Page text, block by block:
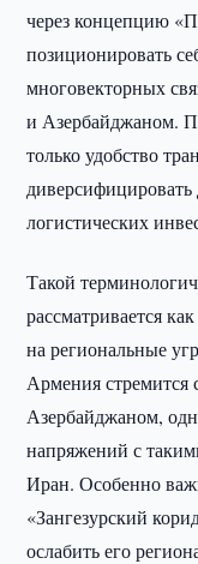
через концепцию
позиционировать
многовекторных
и Азербайджаном.
только удобство
логистических
Такой
рассматривается
на региональные
Армения стремится
Азербайджаном,
напряжений с
Иран. Особенно
«Зангезурский
ослабить его